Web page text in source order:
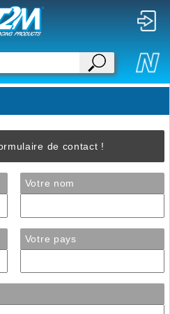
de contact !
Votre nom
Votre pays